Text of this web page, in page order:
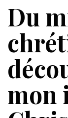
Du
mon